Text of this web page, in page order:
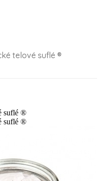
telové suflé ®